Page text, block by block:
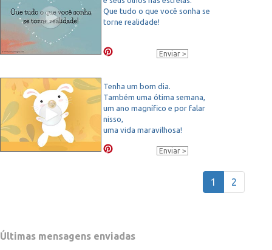
Que tudo o que você sonha se
torne realidade!
Enviar
Tenha um bom dia.
Também uma ótima semana,
um ano magnífico e por falar
nisso,
uma vida maravilhosa!
Enviar
1 2
Últimas mensagens enviadas